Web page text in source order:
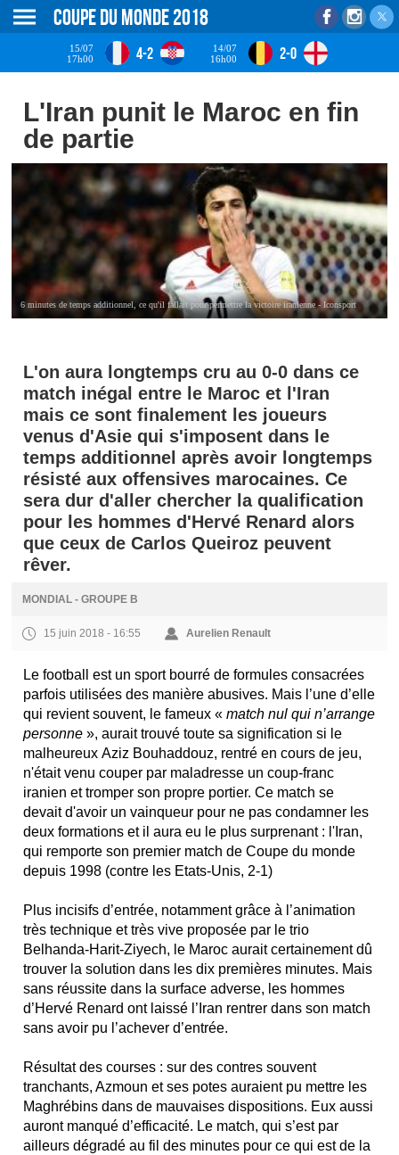
Coupe du monde 2018
15/07
17h00
4-2
14/07
16h00
2-0
L'Iran punit le Maroc en fin
de partie
6 minutes de temps additionnel, ce qu'il fallait pour permettre la victoire iranienne - Iconsport
L'on aura longtemps cru au 0-0 dans ce
match inégal entre le Maroc et l'Iran
mais ce sont finalement les joueurs
venus d'Asie qui s'imposent dans le
temps additionnel après avoir longtemps
résisté aux offensives marocaines. Ce
sera dur d'aller chercher la qualification
pour les hommes d'Hervé Renard alors
que ceux de Carlos Queiroz peuvent
rêver.
MONDIAL - GROUPE B
15 juin 2018 - 16:55 Aurelien Renault
Le football est un sport bourré de formules consacrées
parfois utilisées des manière abusives. Mais l’une d’elle
qui revient souvent, le fameux «match nul qui n’arrange
personne », aurait trouvé toute sa signification si le
malheureux Aziz Bouhaddouz, rentré en cours de jeu,
n'était venu couper par maladresse un coup-franc
iranien et tromper son propre portier. Ce match se
devait d'avoir un vainqueur pour ne pas condamner les
deux formations et il aura eu le plus surprenant : l'Iran,
qui remporte son premier match de Coupe du monde
depuis 1998 (contre les Etats-Unis, 2-1)
Plus incisifs d’entrée, notamment grâce à l’animation
très technique et très vive proposée par le trio
Belhanda-Harit-Ziyech, le Maroc aurait certainement dû
trouver la solution dans les dix premières minutes. Mais
sans réussite dans la surface adverse, les hommes
d’Hervé Renard ont laissé l’Iran rentrer dans son match
sans avoir pu l’achever d’entrée.
Résultat des courses : sur des contres souvent
tranchants, Azmoun et ses potes auraient pu mettre les
Maghrébins dans de mauvaises dispositions. Eux aussi
auront manqué d’efficacité. Le match, qui s’est par
ailleurs dégradé au fil des minutes pour ce qui est de la